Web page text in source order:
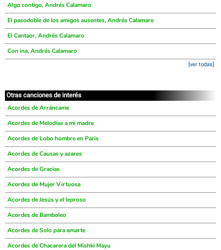
Algo contigo, Andrés Calamaro
El pasodoble de los amigos ausentes, Andrés Calamaro
El Cantaor, Andrés Calamaro
Con ina, Andrés Calamaro
[ver todas]
Otras canciones de interés
Acordes de Arráncame
Acordes de Melodías a mi madre
Acordes de Lobo hombre en Paris
Acordes de Causas y azares
Acordes de Gracias
Acordes de Mujer Virtuosa
Acordes de Jesús y el leproso
Acordes de Bamboleo
Acordes de Solo para amarte
Acordes de Chacarera del Mishki Mayu